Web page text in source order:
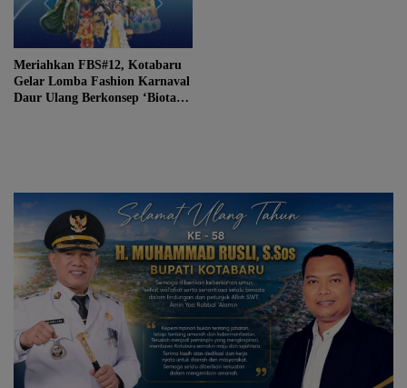
Meriahkan FBS#12, Kotabaru
Gelar Lomba Fashion Karnaval
Daur Ulang Berkonsep ‘Biota